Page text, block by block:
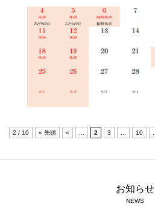
2 / 10 « 先頭 « 2 3 10
お知らせ
NEWS